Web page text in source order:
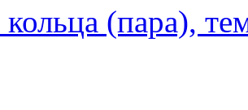
кольца (пара),